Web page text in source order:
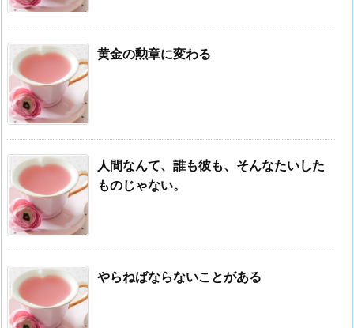
黄金の勲章に変わる
人間なんて、誰も彼も、そんなたいした
ものじゃない。
やらねばならないことがある